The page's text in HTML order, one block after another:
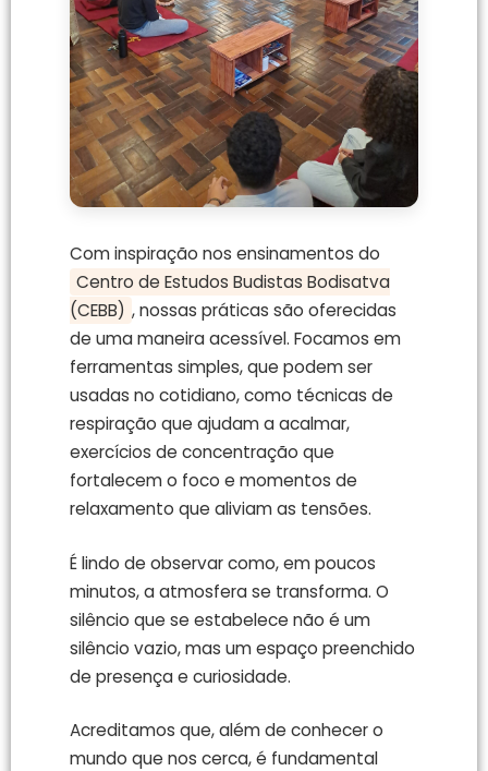
Com inspiração nos ensinamentos do
Centro de Estudos Budistas Bodisatva
(CEBB) , nossas práticas são oferecidas
de uma maneira acessível. Focamos em
ferramentas simples, que podem ser
usadas no cotidiano, como técnicas de
respiração que ajudam a acalmar,
exercícios de concentração que
fortalecem o foco e momentos de
relaxamento que aliviam as tensões.
É lindo de observar como, em poucos
minutos, a atmosfera se transforma. O
silêncio que se estabelece não é um
silêncio vazio, mas um espaço preenchido
de presença e curiosidade.
Acreditamos que, além de conhecer o
mundo que nos cerca, é fundamental